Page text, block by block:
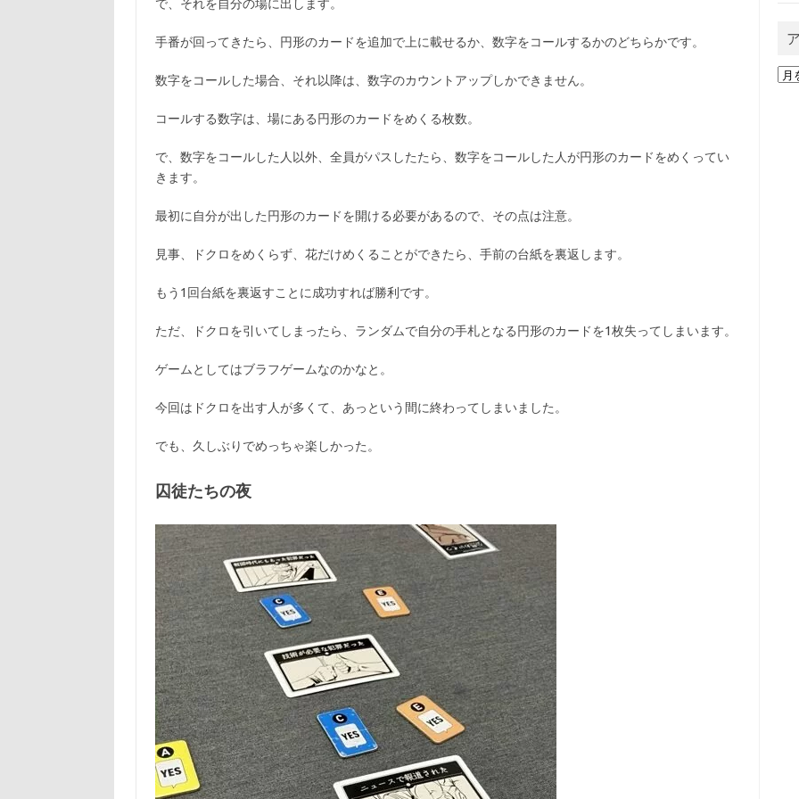
で、それを自分の場に出します。
手番が回ってきたら、円形のカードを追加で上に載せるか、数字をコールするかのどちらかです。
数字をコールした場合、それ以降は、数字のカウントアップしかできません。
コールする数字は、場にある円形のカードをめくる枚数。
で、数字をコールした人以外、全員がパスしたたら、数字をコールした人が円形のカードをめくってい
きます。
最初に自分が出した円形のカードを開ける必要があるので、その点は注意。
見事、ドクロをめくらず、花だけめくることができたら、手前の台紙を裏返します。
もう1回台紙を裏返すことに成功すれば勝利です。
ただ、ドクロを引いてしまったら、ランダムで自分の手札となる円形のカードを1枚失ってしまいます。
ゲームとしてはブラフゲームなのかなと。
今回はドクロを出す人が多くて、あっという間に終わってしまいました。
でも、久しぶりでめっちゃ楽しかった。
囚徒たちの夜
ア